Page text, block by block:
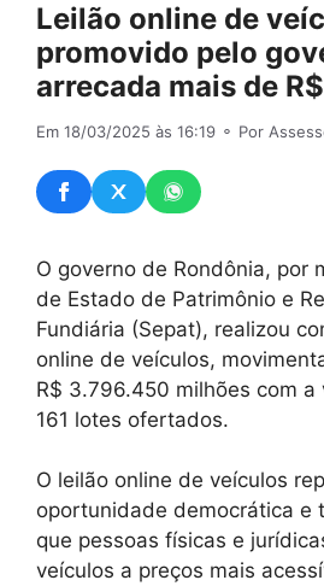
Leilão online de
promovido pelo
arrecada mais de
Em 18/03/2025 às 16:19 ⚬ Por
O governo de Rondônia, por
de Estado de Patrimônio e
Fundiária (Sepat), realizou
online de veículos,
R$ 3.796.450 milhões com a
161 lotes ofertados.
O leilão online de veículos
oportunidade democrática e
que pessoas físicas e
veículos a preços mais